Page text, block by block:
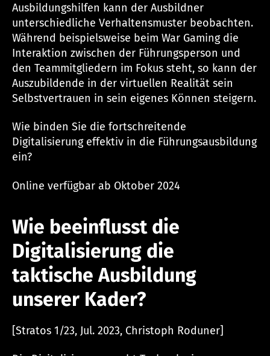
Ausbildungshilfen kann der Ausbildner
unterschiedliche Verhaltensmuster beobachten.
Während beispielsweise beim War Gaming die
Interaktion zwischen der Führungsperson und
den Teammitgliedern im Fokus steht, so kann der
Auszubildende in der virtuellen Realität sein
Selbstvertrauen in sein eigenes Können steigern.
Wie binden Sie die fortschreitende
Digitalisierung effektiv in die Führungsausbildung
ein?
Online verfügbar ab Oktober 2024
Wie beeinflusst die
Digitalisierung die
taktische Ausbildung
unserer Kader?
[Stratos 1/23, Jul. 2023, Christoph Roduner]